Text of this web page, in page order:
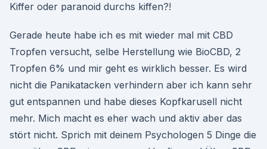
Kiffer oder paranoid durchs kiffen?!
Gerade heute habe ich es mit wieder mal mit CBD
Tropfen versucht, selbe Herstellung wie BioCBD, 2
Tropfen 6% und mir geht es wirklich besser. Es wird
nicht die Panikatacken verhindern aber ich kann sehr
gut entspannen und habe dieses Kopfkarusell nicht
mehr. Mich macht es eher wach und aktiv aber das
stört nicht. Sprich mit deinem Psychologen 5 Dinge die